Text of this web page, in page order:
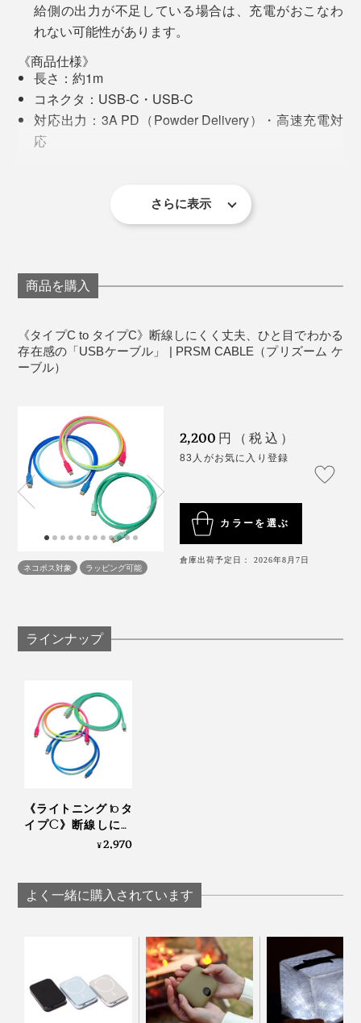
持っているだけで不思議とワクワクする「虹色」の視覚
的効果で、デスクまわりも楽しく彩ります。
USBケーブルで気を遣う点といえば、iPhoneやiPadな
どデバイスへの抜き差しの負荷による「ケーブル被覆」
の破損。
本品は、耐久性に優れた厚手のナイロン編組シールドで
配線を包んでいるため、断線しにくく、絡まりにくいの
が特徴です。
持った瞬間に「丈夫さ」を感じる手触りだから、持ち歩
き用としてもおすすめです。
写真は、「タイプC to Lightning 」
本品を使って気づいたのが、デジタル機器を含む身の回
りの小物類がほとんど「黒」だったこと。iPhone、財
布、キーケース、イヤホン、ポーチ、名刺入れ、折りた
たみ傘……おまけにバッグまで！
モノトーンの闇だったバッグの中で、ケーブルを探す時
オフィスでも「自分のケーブル」を迷わず引き当てられ
る。とにかく充電がスムーズで快適です。
空港のゲートラウンジにある充電器スタンドでも、いろ
際立っていて、ちょっと気分が上がりました。
給側の出力が不足している場合は、充電がおこなわ
れない可能性があります。
《商品仕様》
長さ：約1m
コネクタ：USB-C・USB-C
対応出力：3A PD（Powder Delivery）・高速充電対
応
さらに表示
商品を購入
《タイプC to タイプC》断線しにくく丈夫、ひと目でわかる
存在感の「USBケーブル」 | PRSM CABLE（プリズーム ケ
ーブル）
ネコポス対象 ラッピング可能
2,200 円（税込）
83人がお気に入り登録
カラーを選ぶ
倉庫出荷予定日： 2026年8月7日
ラインナップ
《ライトニング to タ
イプC》断線しにく
く丈夫、ひと目でわ
CABLE（プリズーム
ケーブル）
¥2,970
よく一緒に購入されています